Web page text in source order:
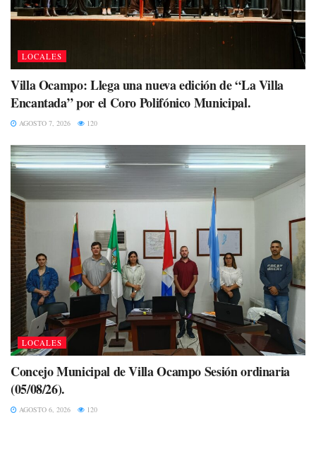
LOCALES
Villa Ocampo: Llega una nueva edición de “La Villa
Encantada” por el Coro Polifónico Municipal.
AGOSTO 7, 2026 120
LOCALES
Concejo Municipal de Villa Ocampo Sesión ordinaria
(05/08/26).
AGOSTO 6, 2026 120